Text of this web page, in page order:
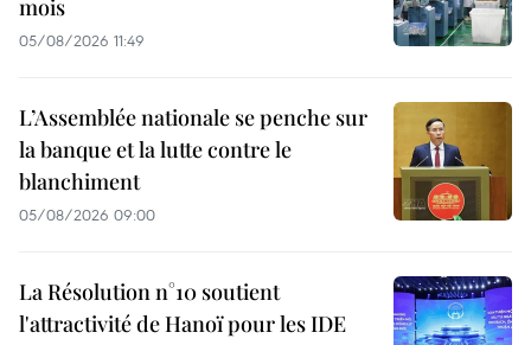
mois
05/08/2026 11:49
L’Assemblée nationale se penche sur
la banque et la lutte contre le
blanchiment
05/08/2026 09:00
La Résolution n°10 soutient
l'attractivité de Hanoï pour les IDE